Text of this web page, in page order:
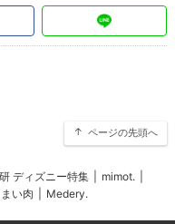
ページの先頭へ
ディズニー特集 mimot.
い肉 Medery.